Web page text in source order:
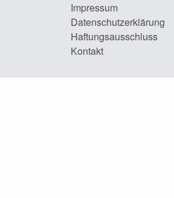
Impressum
Datenschutzerklärung
Haftungsausschluss
Kontakt